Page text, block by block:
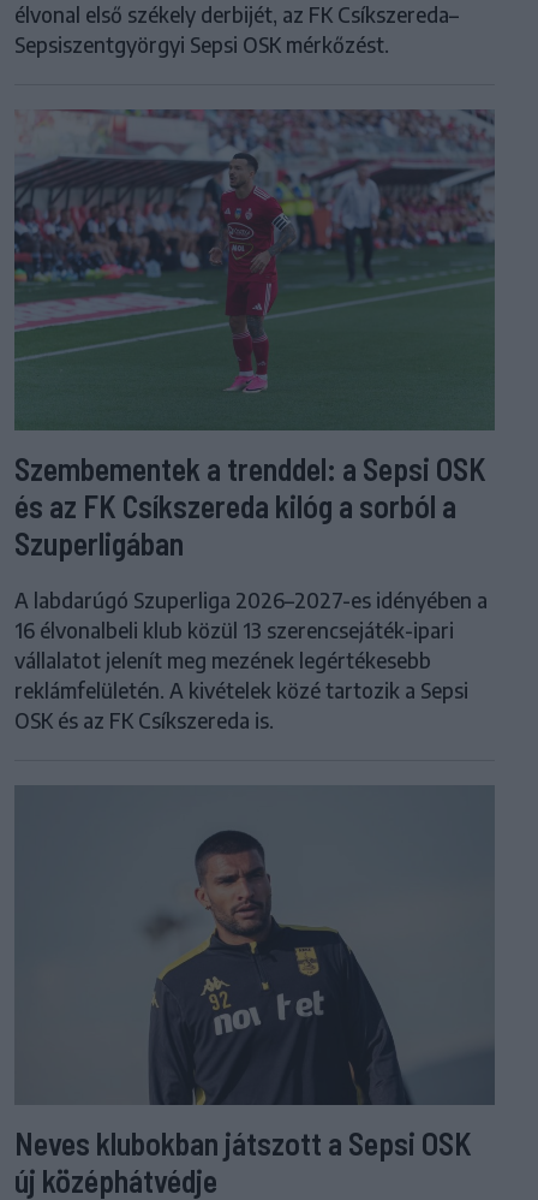
élvonal első székely derbijét, az FK Csíkszereda–
Sepsiszentgyörgyi Sepsi OSK mérkőzést.
Szembementek a trenddel: a Sepsi OSK
és az FK Csíkszereda kilóg a sorból a
Szuperligában
A labdarúgó Szuperliga 2026–2027-es idényében a
16 élvonalbeli klub közül 13 szerencsejáték-ipari
vállalatot jelenít meg mezének legértékesebb
reklámfelületén. A kivételek közé tartozik a Sepsi
OSK és az FK Csíkszereda is.
Neves klubokban játszott a Sepsi OSK
új középhátvédje